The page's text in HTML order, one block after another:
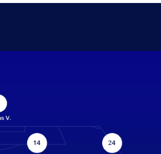
V.
14 24